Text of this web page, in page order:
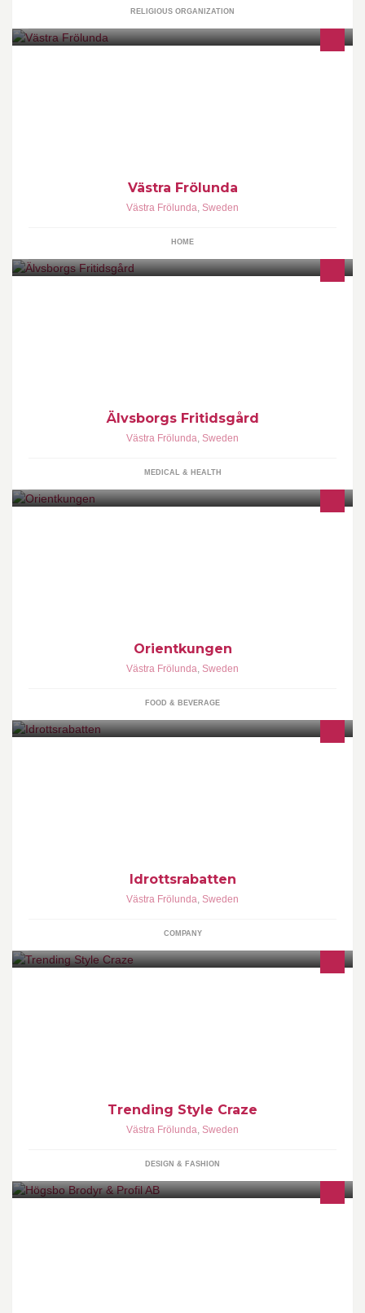
RELIGIOUS ORGANIZATION
Västra Frölunda
Västra Frölunda, Sweden
HOME
Älvsborgs Fritidsgård
Västra Frölunda, Sweden
MEDICAL & HEALTH
Orientkungen
Västra Frölunda, Sweden
FOOD & BEVERAGE
Idrottsrabatten
Västra Frölunda, Sweden
COMPANY
Trending Style Craze
Västra Frölunda, Sweden
DESIGN & FASHION